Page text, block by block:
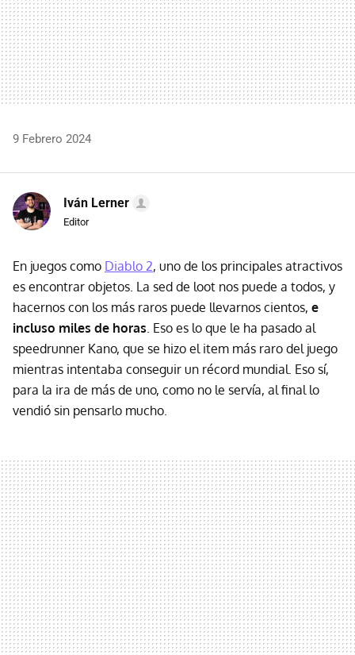
9 Febrero 2024
Iván Lerner
Editor
En juegos como Diablo 2, uno de los principales atractivos
es encontrar objetos. La sed de loot nos puede a todos, y
hacernos con los más raros puede llevarnos cientos, e
incluso miles de horas. Eso es lo que le ha pasado al
speedrunner Kano, que se hizo el item más raro del juego
mientras intentaba conseguir un récord mundial. Eso sí,
para la ira de más de uno, como no le servía, al final lo
vendió sin pensarlo mucho.